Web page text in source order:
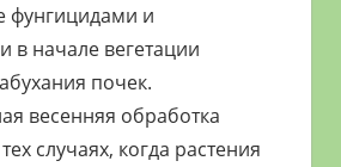
фунгицидами и
в начале вегетации
почек.
весенняя обработка
случаях, когда растения